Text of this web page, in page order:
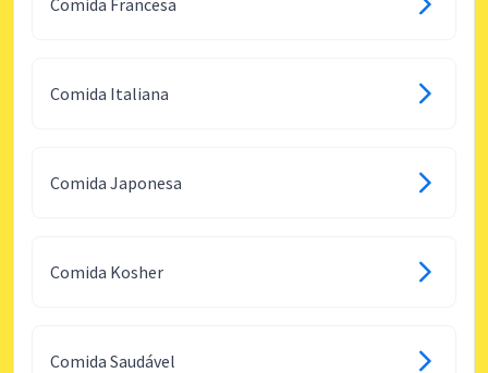
Comida Italiana
Comida Japonesa
Comida Kosher
Comida Saudável